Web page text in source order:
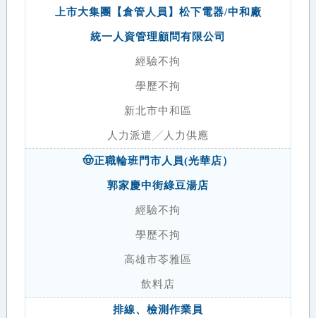
上市大集團【倉管人員】松下電器/中和廠
統一人資管理顧問有限公司
經驗不拘
學歷不拘
新北市中和區
人力派遣╱人力供應
🤠正職輪班門市人員(光華店）
郭家慶中街綠豆湯店
經驗不拘
學歷不拘
高雄市苓雅區
飲料店
排線、檢測作業員